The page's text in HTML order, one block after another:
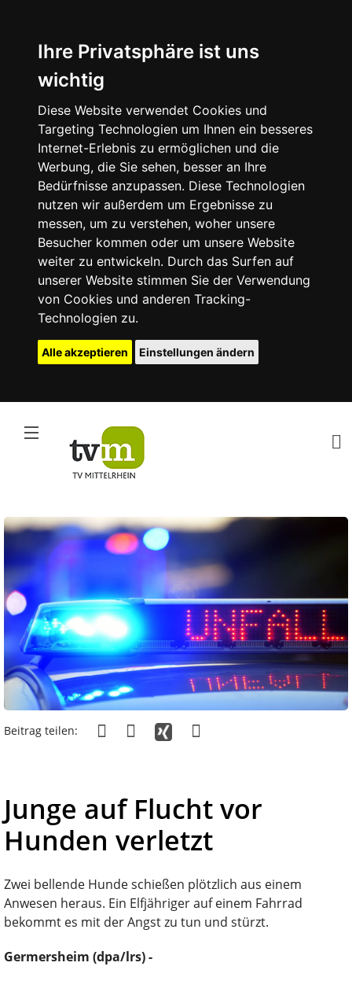
Ihre Privatsphäre ist uns
wichtig
Diese Website verwendet Cookies und
Targeting Technologien um Ihnen ein besseres
Internet-Erlebnis zu ermöglichen und die
Werbung, die Sie sehen, besser an Ihre
Bedürfnisse anzupassen. Diese Technologien
nutzen wir außerdem um Ergebnisse zu
messen, um zu verstehen, woher unsere
Besucher kommen oder um unsere Website
weiter zu entwickeln. Durch das Surfen auf
unserer Website stimmen Sie der Verwendung
von Cookies und anderen Tracking-
Technologien zu.
Alle akzeptieren Einstellungen ändern
Beitrag teilen:
Junge auf Flucht vor
Hunden verletzt
Zwei bellende Hunde schießen plötzlich aus einem
Anwesen heraus. Ein Elfjähriger auf einem Fahrrad
bekommt es mit der Angst zu tun und stürzt.
Germersheim (dpa/lrs) -